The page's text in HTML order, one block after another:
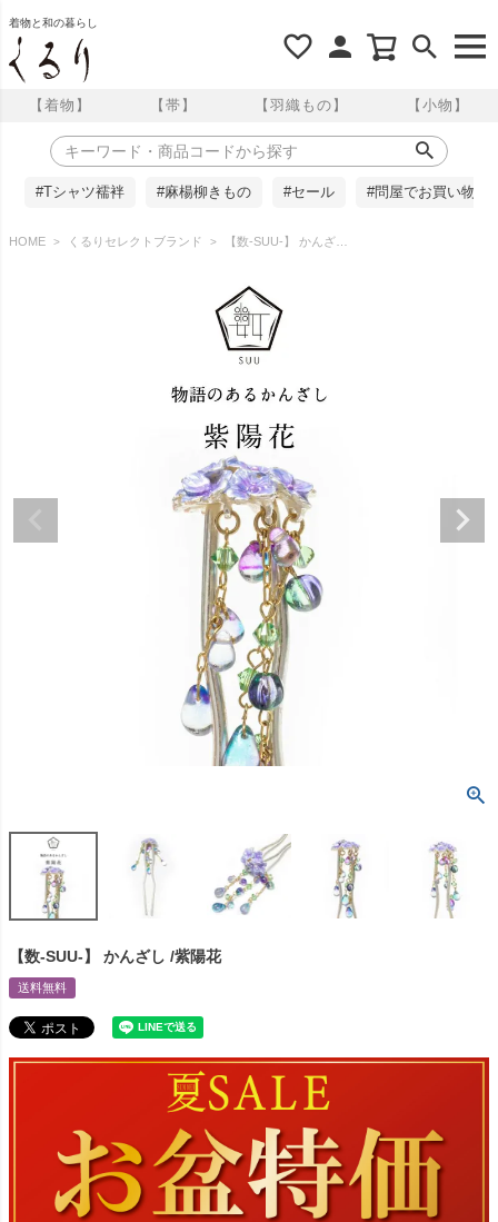
着物と和の暮らし
【着物】 【帯】 【羽織もの】 【小物】
#Tシャツ襦袢 #麻楊柳きもの #セール #問屋でお買い物
HOME くるりセレクトブランド 【数-SUU-】 かんざし /紫陽花
【数-SUU-】 かんざし /紫陽花
送料無料